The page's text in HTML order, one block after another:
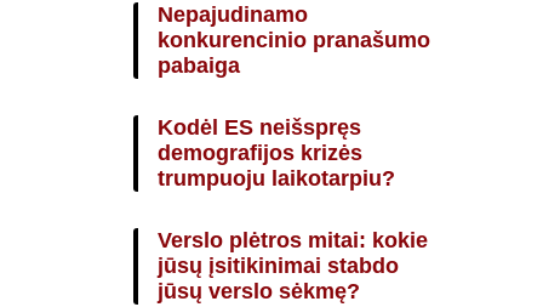
Nepajudinamo
konkurencinio pranašumo
pabaiga
Kodėl ES neišspręs
demografijos krizės
trumpuoju laikotarpiu?
Verslo plėtros mitai: kokie
jūsų įsitikinimai stabdo
jūsų verslo sėkmę?